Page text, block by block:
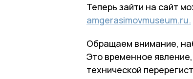
Теперь зайти на сайт
amgerasimovmuseum.ru.
Обращаем внимание,
Это временное
технической